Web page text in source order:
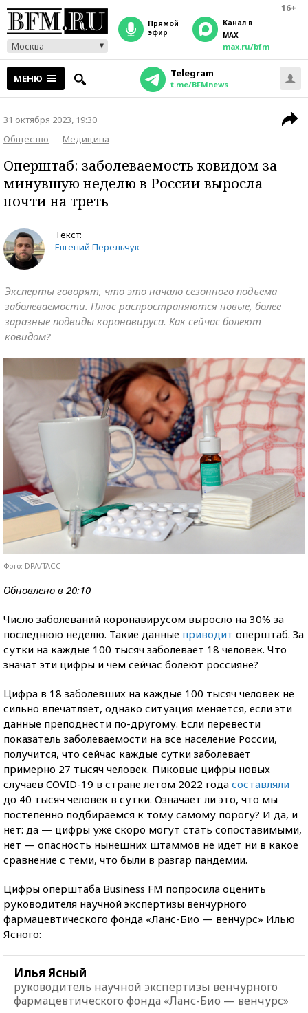
16+
Москва
прямой
эфир
Канал в
MAX
max.ru/bfm
МЕНЮ Telegram
t.me/BFMnews
31 октября 2023, 19:30
Общество
Медицина
Оперштаб: заболеваемость ковидом за
минувшую неделю в России выросла
почти на треть
Текст:
Евгений Перельчук
Эксперты говорят, что это начало сезонного подъема
заболеваемости. Плюс распространяются новые, более
заразные подвиды коронавируса. Как сейчас болеют
ковидом?
Фото: DPA/ТАСС
Обновлено в 20:10
Число заболеваний коронавирусом выросло на 30% за
последнюю неделю. Такие данные приводит оперштаб. За
сутки на каждые 100 тысяч заболевает 18 человек. Что
значат эти цифры и чем сейчас болеют россияне?
Цифра в 18 заболевших на каждые 100 тысяч человек не
сильно впечатляет, однако ситуация меняется, если эти
данные преподнести по-другому. Если перевести
показатель заболеваемости на все население России,
получится, что сейчас каждые сутки заболевает
примерно 27 тысяч человек. Пиковые цифры новых
случаев COVID-19 в стране летом 2022 года составляли
до 40 тысяч человек в сутки. Означает ли это, что мы
постепенно подбираемся к тому самому порогу? И да, и
нет: да — цифры уже скоро могут стать сопоставимыми,
нет — опасность нынешних штаммов не идет ни в какое
сравнение с теми, что были в разгар пандемии.
Цифры оперштаба Business FM попросила оценить
руководителя научной экспертизы венчурного
фармацевтического фонда «Ланс-Био — венчурс» Илью
Ясного:
Илья Ясный
руководитель научной экспертизы венчурного
фармацевтического фонда «Ланс-Био — венчурс»